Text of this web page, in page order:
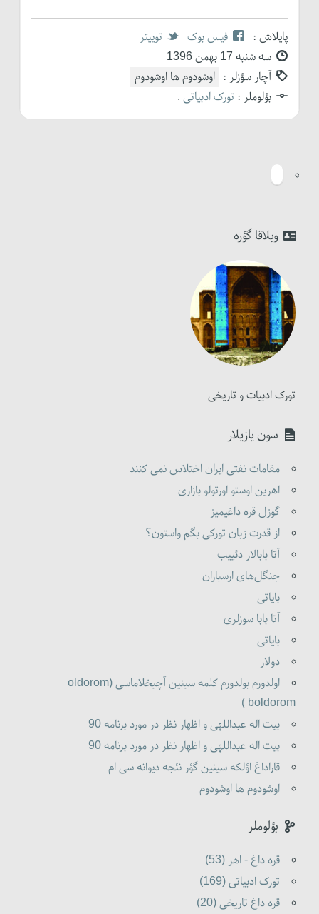
پایلاش : فیس بوک
توییتر
سه شنبه 17 بهمن 1396
آچار سؤزلر : اوشودوم ها اوشودوم
بؤلوملر : تورک ادبیاتی ,
وبلاقا گؤره
تورک ادبیات و تاریخی
سون یازیلار
مقامات نفتی ایران اختلاس نمی کنند
اهرین اوستو اورتولو بازاری
گوزل قره داغیمیز
از قدرت زبان تورکی بگم واستون؟
آتا بابالار دئییب
جنگل‌های ارسباران
بایاتی
آتا بابا سوزلری
بایاتی
دولار
اولدورم بولدورم کلمه سینین آچیخلاماسی (oldorom
boldorom )
بیت اله عبداللهی و اظهار نظر در مورد برنامه 90
بیت اله عبداللهی و اظهار نظر در مورد برنامه 90
قاراداغ اؤلکه سینین گؤر نئجه دیوانه سی ام
اوشودوم ها اوشودوم
بؤلوملر
قره داغ - اهر (53)
تورک ادبیاتی (169)
قره داغ تاریخی (20)